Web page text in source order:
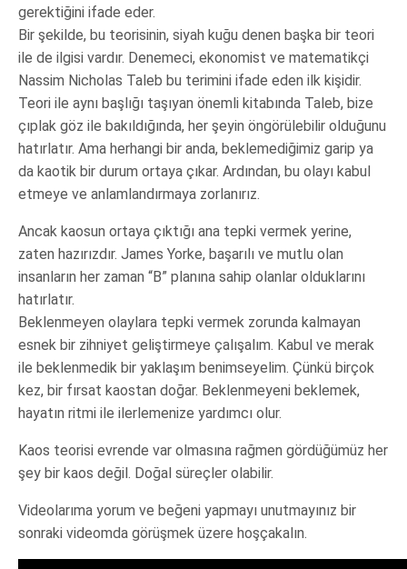
gerektiğini ifade eder.
Bir şekilde, bu teorisinin, siyah kuğu denen başka bir teori
ile de ilgisi vardır. Denemeci, ekonomist ve matematikçi
Nassim Nicholas Taleb bu terimini ifade eden ilk kişidir.
Teori ile aynı başlığı taşıyan önemli kitabında Taleb, bize
çıplak göz ile bakıldığında, her şeyin öngörülebilir olduğunu
hatırlatır. Ama herhangi bir anda, beklemediğimiz garip ya
da kaotik bir durum ortaya çıkar. Ardından, bu olayı kabul
etmeye ve anlamlandırmaya zorlanırız.
Ancak kaosun ortaya çıktığı ana tepki vermek yerine,
zaten hazırızdır. James Yorke, başarılı ve mutlu olan
insanların her zaman “B” planına sahip olanlar olduklarını
hatırlatır.
Beklenmeyen olaylara tepki vermek zorunda kalmayan
esnek bir zihniyet geliştirmeye çalışalım. Kabul ve merak
ile beklenmedik bir yaklaşım benimseyelim. Çünkü birçok
kez, bir fırsat kaostan doğar. Beklenmeyeni beklemek,
hayatın ritmi ile ilerlemenize yardımcı olur.
Kaos teorisi evrende var olmasına rağmen gördüğümüz her
şey bir kaos değil. Doğal süreçler olabilir.
Videolarıma yorum ve beğeni yapmayı unutmayınız bir
sonraki videomda görüşmek üzere hoşçakalın.